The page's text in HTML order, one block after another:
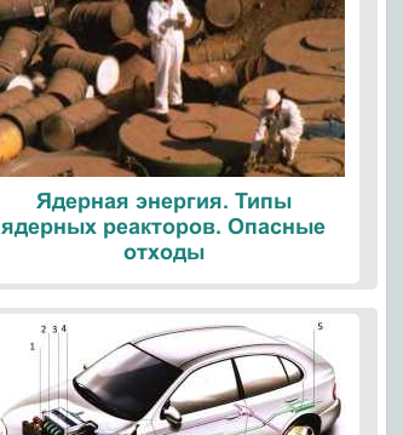
Ядерная энергия. Типы
ядерных реакторов. Опасные
отходы